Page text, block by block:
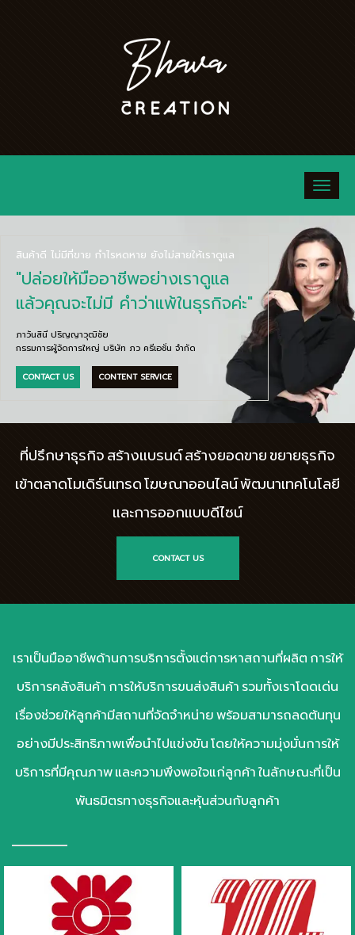
สินค้าดี ไม่มีที่ขาย กำไรหดหาย ยังไม่สายให้เราดูแล
"ปล่อยให้มืออาชีพอย่างเราดูแล
แล้วคุณจะไม่มี คำว่าแพ้ในธุรกิจค่ะ"
ภาวันสินี ปริญญาวุฒิชัย
กรรมการผู้จัดการใหญ่ บริษัท ภว ครีเอชั่น จำกัด
CONTACT US CONTENT SERVICE
ที่ปรึกษาธุรกิจ สร้างแบรนด์ สร้างยอดขาย ขยายธุรกิจ
เข้าตลาดโมเดิร์นเทรด โฆษณาออนไลน์ พัฒนาเทคโนโลยี
และการออกแบบดีไซน์
CONTACT US
เราเป็นมืออาชีพด้านการบริการตั้งแต่การหาสถานที่ผลิต การให้
บริการคลังสินค้า การให้บริการขนส่งสินค้า รวมทั้งเราโดดเด่น
เรื่องช่วยให้ลูกค้ามีสถานที่จัดจำหน่าย พร้อมสามารถลดต้นทุน
อย่างมีประสิทธิภาพเพื่อนำไปแข่งขัน โดยให้ความมุ่งมั่นการให้
บริการที่มีคุณภาพ และความพึงพอใจแก่ลูกค้า ในลักษณะที่เป็น
พันธมิตรทางธุรกิจและหุ้นส่วนกับลูกค้า